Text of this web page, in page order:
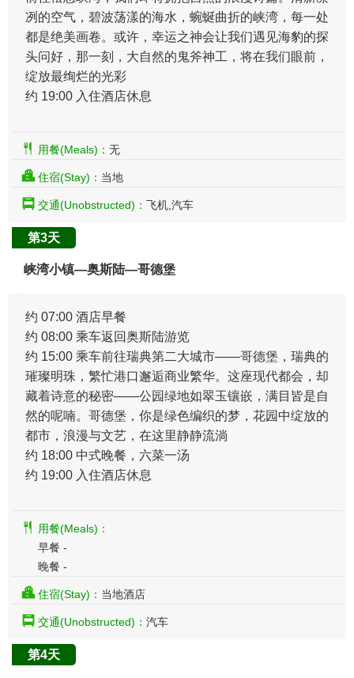
冽的空气，碧波荡漾的海水，蜿蜒曲折的峡湾，每一处
都是绝美画卷。或许，幸运之神会让我们遇见海豹的探
头问好，那一刻，大自然的鬼斧神工，将在我们眼前，
绽放最绚烂的光彩
约 19:00 入住酒店休息
用餐(Meals)： 无
住宿(Stay)： 当地
交通(Unobstructed)： 飞机,汽车
第3天
峡湾小镇—奥斯陆—哥德堡
约 07:00 酒店早餐
约 08:00 乘车返回奥斯陆游览
约 15:00 乘车前往瑞典第二大城市——哥德堡，瑞典的
璀璨明珠，繁忙港口邂逅商业繁华。这座现代都会，却
藏着诗意的秘密——公园绿地如翠玉镶嵌，满目皆是自
然的呢喃。哥德堡，你是绿色编织的梦，花园中绽放的
都市，浪漫与文艺，在这里静静流淌
约 18:00 中式晚餐，六菜一汤
约 19:00 入住酒店休息
用餐(Meals)：
早餐 -
晚餐 -
住宿(Stay)： 当地酒店
交通(Unobstructed)： 汽车
第4天